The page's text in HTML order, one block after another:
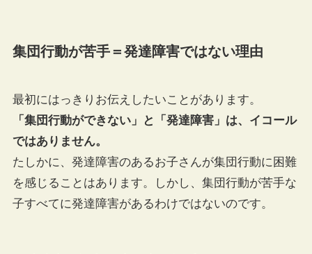
集団行動が苦手＝発達障害ではない理由
最初にはっきりお伝えしたいことがあります。
「集団行動ができない」と「発達障害」は、イコール
ではありません。
たしかに、発達障害のあるお子さんが集団行動に困難
を感じることはあります。しかし、集団行動が苦手な
子すべてに発達障害があるわけではないのです。